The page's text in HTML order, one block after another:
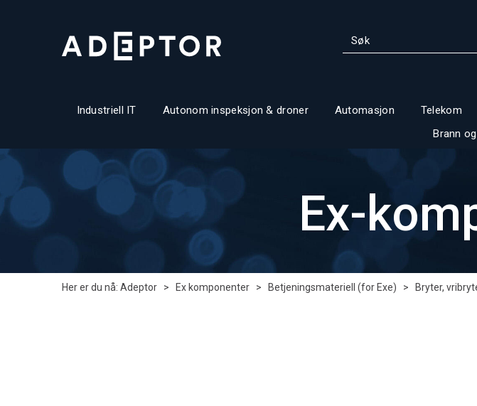
Industriell IT Autonom inspeksjon & droner Automasjon Telekom
Brann
Ex-
Her er du nå: Adeptor > Ex komponenter > Betjeningsmateriell (for Exe) > Bryter,